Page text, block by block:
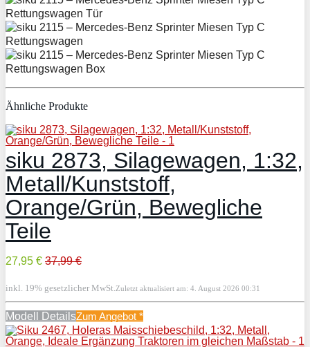
Ähnliche Produkte
siku 2873, Silagewagen, 1:32,
Metall/Kunststoff,
Orange/Grün, Bewegliche
Teile
27,95 € 37,99 €
inkl. 19% gesetzlicher MwSt. Zuletzt aktualisiert am: 4. August 2026 00:31
Modell DetailsZum Angebot *